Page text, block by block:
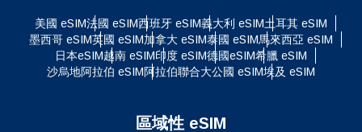
美國 eSIM法國 eSIM西班牙 eSIM義大利 eSIM土耳其 eSIM
墨西哥 eSIM英國 eSIM加拿大 eSIM泰國 eSIM馬來西亞 eSIM
日本eSIM越南 eSIM印度 eSIM德國eSIM希臘 eSIM
沙烏地阿拉伯 eSIM阿拉伯聯合大公國 eSIM埃及 eSIM
區域性 eSIM